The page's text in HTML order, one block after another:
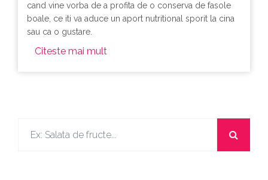
cand vine vorba de a profita de o conserva de fasole
boale, ce iti va aduce un aport nutritional sporit la cina
sau ca o gustare.
Citeste mai mult